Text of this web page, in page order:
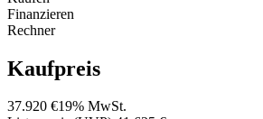
Finanzieren
Rechner
Kaufpreis
37.920 €19% MwSt.